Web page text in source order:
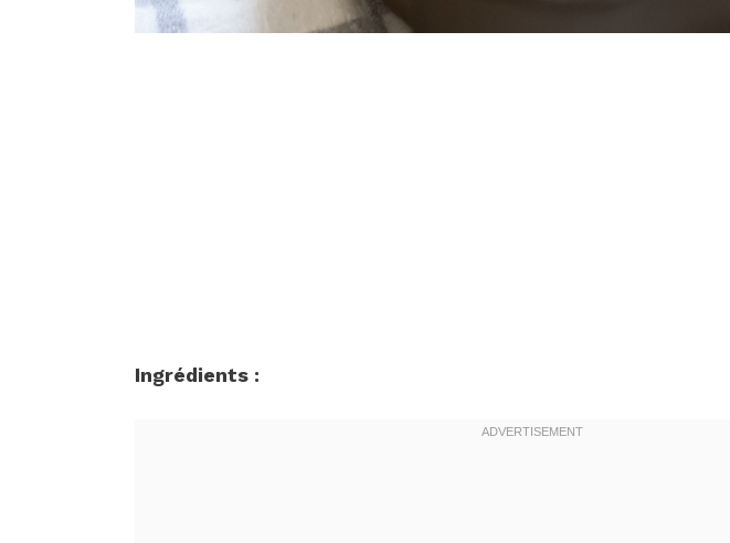
Ingrédients :